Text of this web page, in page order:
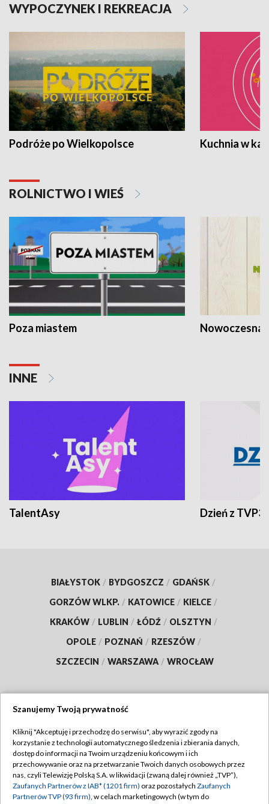
WYPOCZYNEK I REKREACJA
Podróże po Wielkopolsce Kuchnia w
ROLNICTWO I WIEŚ
Poza miastem Nowoczesna
INNE
TalentAsy Dzień z TVP3
BIAŁYSTOK / BYDGOSZCZ / GDAŃSK /
GORZÓW WLKP. / KATOWICE / KIELCE /
KRAKÓW / LUBLIN / ŁÓDŹ / OLSZTYN /
OPOLE / POZNAŃ / RZESZÓW /
SZCZECIN / WARSZAWA / WROCŁAW
TVP
Abonament TVP
Emisja w TVP
Regulamin TVP
Polityka prywatności
Szanujemy Twoją prywatność
Kliknij "Akceptuję i przechodzę do serwisu", aby wyrazić zgody na
korzystanie z technologii automatycznego śledzenia i zbierania danych,
dostęp do informacji na Twoim urządzeniu końcowym i ich
przechowywanie oraz na przetwarzanie Twoich danych osobowych przez
nas, czyli Telewizję Polską S.A. w likwidacji (zwaną dalej również „TVP”),
Zaufanych Partnerów z IAB* (1201 firm) oraz pozostałych Zaufanych
Partnerów TVP (93 firm), w celach marketingowych (w tym do